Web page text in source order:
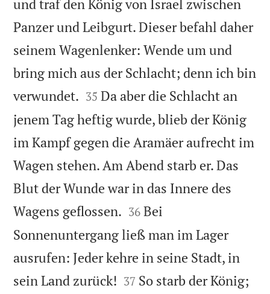
und traf den König von Israel zwischen
Panzer und Leibgurt. Dieser befahl daher
seinem Wagenlenker: Wende um und
bring mich aus der Schlacht; denn ich bin
verwundet. 

35 Da aber die Schlacht an
jenem Tag heftig wurde, blieb der König
im Kampf gegen die Aramäer aufrecht im
Wagen stehen. Am Abend starb er. Das
Blut der Wunde war in das Innere des
Wagens geflossen. 

36 Bei
Sonnenuntergang ließ man im Lager
ausrufen: Jeder kehre in seine Stadt, in
sein Land zurück! 

37 So starb der König;